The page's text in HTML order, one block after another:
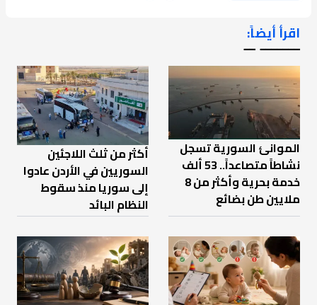
اقرأ أيضاً:
ـــــــ ــ
الموانئ السورية تسجل
نشاطاً متصاعداً.. 53 ألف
خدمة بحرية وأكثر من 8
ملايين طن بضائع
أكثر من ثلث اللاجئين
السوريين في الأردن عادوا
إلى سوريا منذ سقوط
النظام البائد